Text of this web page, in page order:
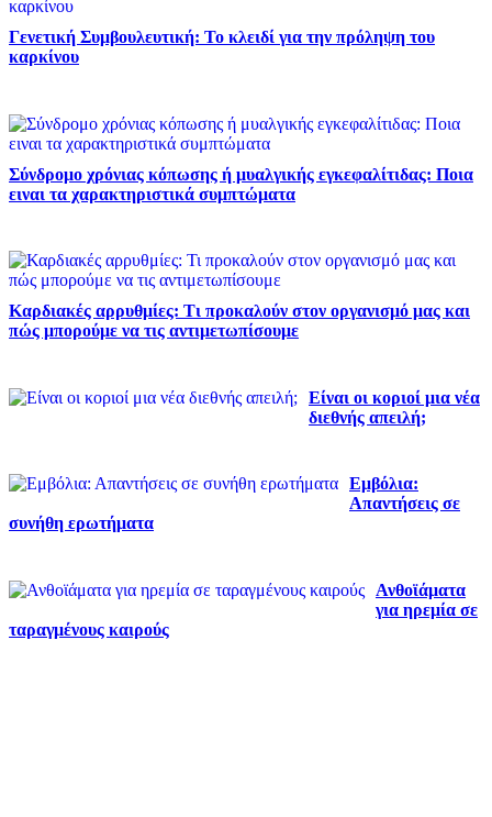
Γενετική Συμβουλευτική: Το κλειδί για την πρόληψη του
καρκίνου
Σύνδρομο χρόνιας κόπωσης ή μυαλγικής εγκεφαλίτιδας: Ποια
ειναι τα χαρακτηριστικά συμπτώματα
Καρδιακές αρρυθμίες: Τι προκαλούν στον οργανισμό μας και
πώς μπορούμε να τις αντιμετωπίσουμε
Είναι οι κοριοί μια νέα
διεθνής απειλή;
Εμβόλια:
Απαντήσεις σε
συνήθη ερωτήματα
Ανθοϊάματα
για ηρεμία σε
ταραγμένους καιρούς